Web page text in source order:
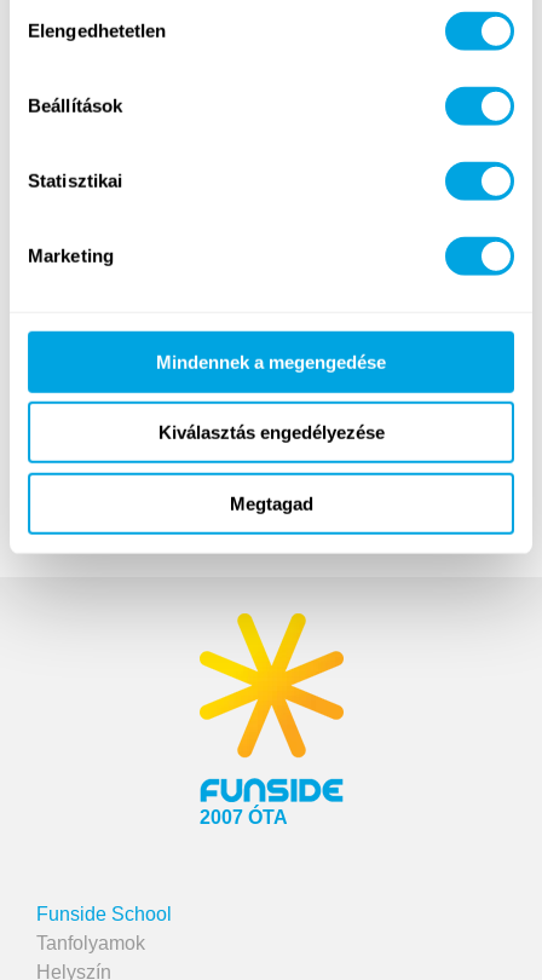
kiválasztása
Elengedhetetlen
Beállítások
Statisztikai
Marketing
Mindennek a megengedése
Kiválasztás engedélyezése
Megtagad
Funside Balaton 2018 – Lip Dub
2007 ÓTA
Funside School
Tanfolyamok
Helyszín